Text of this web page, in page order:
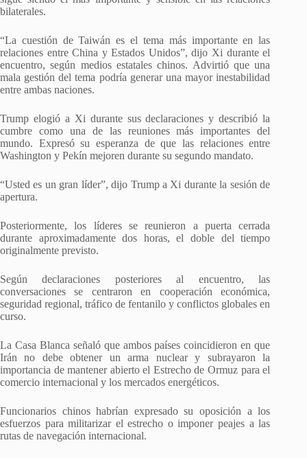
bilaterales.
“La cuestión de Taiwán es el tema más importante en las
relaciones entre China y Estados Unidos”, dijo Xi durante el
encuentro, según medios estatales chinos. Advirtió que una
mala gestión del tema podría generar una mayor inestabilidad
entre ambas naciones.
Trump elogió a Xi durante sus declaraciones y describió la
cumbre como una de las reuniones más importantes del
mundo. Expresó su esperanza de que las relaciones entre
Washington y Pekín mejoren durante su segundo mandato.
“Usted es un gran líder”, dijo Trump a Xi durante la sesión de
apertura.
Posteriormente, los líderes se reunieron a puerta cerrada
durante aproximadamente dos horas, el doble del tiempo
originalmente previsto.
Según declaraciones posteriores al encuentro, las
conversaciones se centraron en cooperación económica,
seguridad regional, tráfico de fentanilo y conflictos globales en
curso.
La Casa Blanca señaló que ambos países coincidieron en que
Irán no debe obtener un arma nuclear y subrayaron la
importancia de mantener abierto el Estrecho de Ormuz para el
comercio internacional y los mercados energéticos.
Funcionarios chinos habrían expresado su oposición a los
esfuerzos para militarizar el estrecho o imponer peajes a las
rutas de navegación internacional.